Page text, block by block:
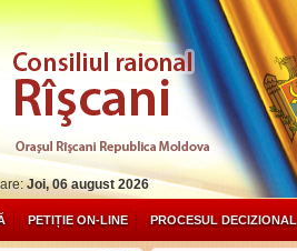
Joi, 06 august 2026
PETIȚIE ON-LINE PROCESUL DECIZIONAL